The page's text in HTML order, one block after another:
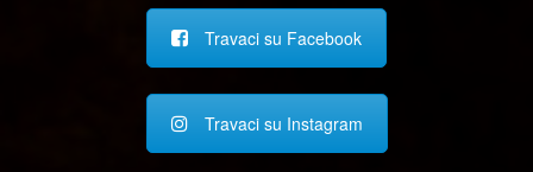
Travaci su Facebook
Travaci su Instagram